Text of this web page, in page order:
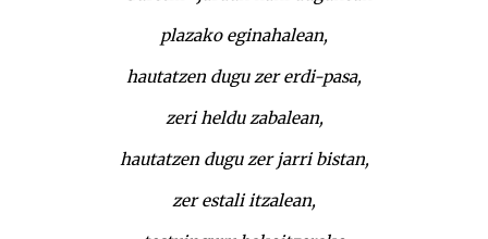
plazako eginahalean,
hautatzen dugu zer erdi-pasa,
zeri heldu zabalean,
hautatzen dugu zer jarri bistan,
zer estali itzalean,